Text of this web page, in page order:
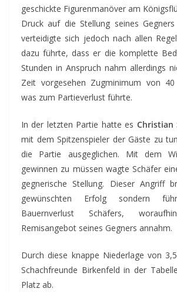
geschickte Figurenmanöver am
Druck auf die Stellung seines
verteidigte sich jedoch nach allen
dazu führte, dass er die komplette
Stunden in Anspruch nahm allerdings
Zeit vorgesehen Zugminimum von
was zum Partieverlust führte.
In der letzten Partie hatte es Christian
mit dem Spitzenspieler der Gäste zu
die Partie ausgeglichen. Mit dem
gewinnen zu müssen wagte Schäfer
gegnerische Stellung. Dieser Angriff
gewünschten Erfolg sondern
Bauernverlust Schäfers,
Remisangebot seines Gegners annahm.
Durch diese knappe Niederlage von
Schachfreunde Birkenfeld in der
Platz ab.